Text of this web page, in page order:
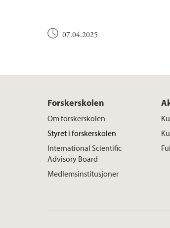
07.04.2025
Forskerskolen
Om forskerskolen
Styret i forskerskolen
International Scientific
Advisory Board
Medlemsinstitusjoner